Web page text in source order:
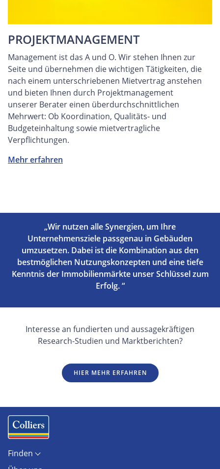
PROJEKTMANAGEMENT
Management ist das A und O. Wir stehen Ihnen zur
Seite und übernehmen die wichtigen Tätigkeiten, die
nach einem unterschriebenen Mietvertrag anstehen
und bieten Ihnen durch Projektmanagement
unserer Berater einen überdurchschnittlichen
Mehrwert: Ob Koordination, Qualitäts- und
Budgeteinhaltung sowie mietvertragliche
Verpflichtungen.
Mehr erfahren
„Wir nutzen alle Synergien, um Ihre
Unternehmensziele passgenau in Gebäuden
umzusetzen. Dabei ist die Kombination aus den
bestmöglichen Nutzungskonzepten und eine tiefe
Kenntnis der Immobilienmärkte unser Schlüssel zum
Erfolg. “
Interesse an fundierten und aussagekräftigen
Research-Studien und Marktberichten?
HIER MEHR ERFAHREN
Finden